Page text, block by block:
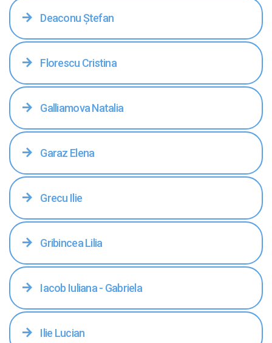
Deaconu Ștefan
Florescu Cristina
Galliamova Natalia
Garaz Elena
Grecu Ilie
Gribincea Lilia
Iacob Iuliana - Gabriela
Ilie Lucian